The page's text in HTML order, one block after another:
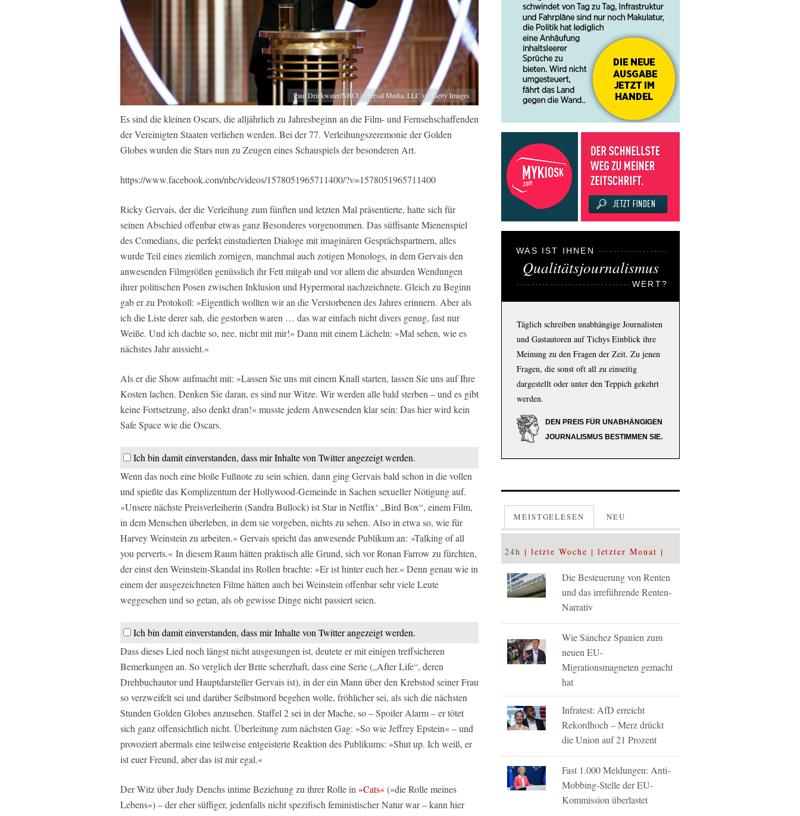
Paul Drinkwater/NBCUniversal Media, LLC via Getty Images
Es sind die kleinen Oscars, die alljährlich zu Jahresbeginn an die Film- und Fernsehschaffenden
der Vereinigten Staaten verliehen werden. Bei der 77. Verleihungszeremonie der Golden
Globes wurden die Stars nun zu Zeugen eines Schauspiels der besonderen Art.
https://www.facebook.com/nbc/videos/1578051965711400/?v=1578051965711400
Ricky Gervais, der die Verleihung zum fünften und letzten Mal präsentierte, hatte sich für
seinen Abschied offenbar etwas ganz Besonderes vorgenommen. Das süffisante Mienenspiel
des Comedians, die perfekt einstudierten Dialoge mit imaginären Gesprächspartnern, alles
wurde Teil eines ziemlich zornigen, manchmal auch zotigen Monologs, in dem Gervais den
anwesenden Filmgrößen genüsslich ihr Fett mitgab und vor allem die absurden Wendungen
ihrer politischen Posen zwischen Inklusion und Hypermoral nachzeichnete. Gleich zu Beginn
gab er zu Protokoll: »Eigentlich wollten wir an die Verstorbenen des Jahres erinnern. Aber als
ich die Liste derer sah, die gestorben waren … das war einfach nicht divers genug, fast nur
Weiße. Und ich dachte so, nee, nicht mit mir!« Dann mit einem Lächeln: »Mal sehen, wie es
nächstes Jahr aussieht.«
Als er die Show aufmacht mit: »Lassen Sie uns mit einem Knall starten, lassen Sie uns auf Ihre
Kosten lachen. Denken Sie daran, es sind nur Witze. Wir werden alle bald sterben – und es gibt
keine Fortsetzung, also denkt dran!« musste jedem Anwesenden klar sein: Das hier wird kein
Safe Space wie die Oscars.
Ich bin damit einverstanden, dass mir Inhalte von Twitter angezeigt werden.
Wenn das noch eine bloße Fußnote zu sein schien, dann ging Gervais bald schon in die vollen
und spießte das Komplizentum der Hollywood-Gemeinde in Sachen sexueller Nötigung auf.
»Unsere nächste Preisverleiherin (Sandra Bullock) ist Star in Netflix‘ „Bird Box“, einem Film,
in dem Menschen überleben, in dem sie vorgeben, nichts zu sehen. Also in etwa so, wie für
Harvey Weinstein zu arbeiten.« Gervais spricht das anwesende Publikum an: »Talking of all
you perverts.« In diesem Raum hätten praktisch alle Grund, sich vor Ronan Farrow zu fürchten,
der einst den Weinstein-Skandal ins Rollen brachte: »Er ist hinter euch her.« Denn genau wie in
einem der ausgezeichneten Filme hätten auch bei Weinstein offenbar sehr viele Leute
weggesehen und so getan, als ob gewisse Dinge nicht passiert seien.
Ich bin damit einverstanden, dass mir Inhalte von Twitter angezeigt werden.
Dass dieses Lied noch längst nicht ausgesungen ist, deutete er mit einigen treffsicheren
Bemerkungen an. So verglich der Brite scherzhaft, dass eine Serie („After Life“, deren
Drehbuchautor und Hauptdarsteller Gervais ist), in der ein Mann über den Krebstod seiner Frau
so verzweifelt sei und darüber Selbstmord begehen wolle, fröhlicher sei, als sich die nächsten
Stunden Golden Globes anzusehen. Staffel 2 sei in der Mache, so – Spoiler Alarm – er tötet
sich ganz offensichtlich nicht. Überleitung zum nächsten Gag: »So wie Jeffrey Epstein« – und
provoziert abermals eine teilweise entgeisterte Reaktion des Publikums: »Shut up. Ich weiß, er
ist euer Freund, aber das ist mir egal.«
Der Witz über Judy Denchs intime Beziehung zu ihrer Rolle in »Cats«(»die Rolle meines
Lebens«) – der eher süffiger, jedenfalls nicht spezifisch feministischer Natur war – kann hier
WAS IST IHNEN
Qualitätsjournalismus
WERT?
Täglich schreiben unabhängige Journalisten
und Gastautoren auf Tichys Einblick ihre
Meinung zu den Fragen der Zeit. Zu jenen
Fragen, die sonst oft all zu einseitig
dargestellt oder unter den Teppich gekehrt
werden.
DEN PREIS FÜR UNABHÄNGIGEN
JOURNALISMUS BESTIMMEN SIE.
MEISTGELESEN NEU
24h letzte Woche letzter Monat
Die Besteuerung von Renten
und das irreführende Renten-
Narrativ
Wie Sánchez Spanien zum
neuen EU-
Migrationsmagneten gemacht
hat
Infratest: AfD erreicht
Rekordhoch – Merz drückt
die Union auf 21 Prozent
Fast 1.000 Meldungen: Anti-
Mobbing-Stelle der EU-
Kommission überlastet